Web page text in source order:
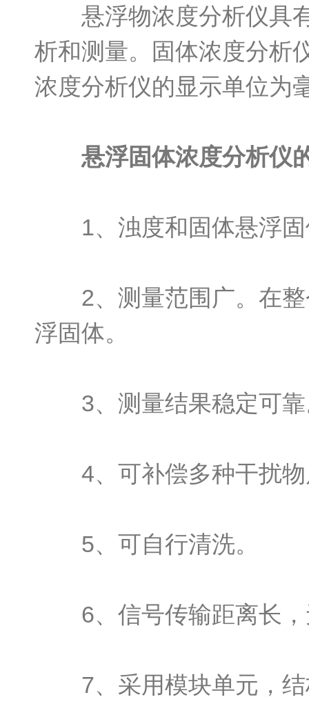
悬浮物浓度分析仪具有
析和测量。固体浓度分析
浓度分析仪的显示单位为
悬浮固体浓度分析仪
1、浊度和固体悬浮固
2、测量范围广。在整
浮固体。
3、测量结果稳定可靠
4、可补偿多种干扰物
5、可自行清洗。
6、信号传输距离长，
7、采用模块单元，结